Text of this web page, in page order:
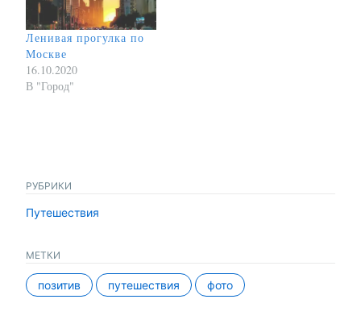
Ленивая прогулка по
Москве
16.10.2020
В "Город"
РУБРИКИ
Путешествия
МЕТКИ
позитив путешествия фото